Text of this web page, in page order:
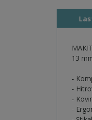
13
-
-
-
-